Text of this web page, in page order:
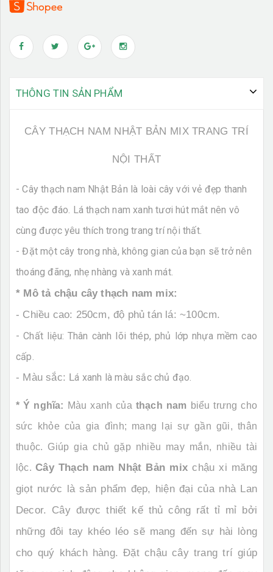
THÔNG TIN SẢN PHẨM
CÂY THẠCH NAM NHẬT BẢN MIX TRANG TRÍ
NỘI THẤT
- Cây thạch nam Nhật Bản là loài cây với vẻ đẹp thanh
tao độc đáo. Lá thạch nam xanh tươi hút mắt nên vô
cùng được yêu thích trong trang trí nội thất.
- Đặt một cây trong nhà, không gian của bạn sẽ trở nên
thoáng đãng, nhẹ nhàng và xanh mát.
* Mô tả chậu cây thạch nam mix:
- Chiều cao: 250cm, độ phủ tán lá: ~100cm.
- Chất liệu: Thân cành lõi thép, phủ lớp nhựa mềm cao
cấp.
- Màu sắc: Lá xanh là màu sắc chủ đạo.
* Ý nghĩa: Màu xanh của thạch nam biểu trưng cho
sức khỏe của gia đình; mang lại sự gần gũi, thân
thuộc. Giúp gia chủ gặp nhiều may mắn, nhiều tài
lộc.Cây Thạch nam Nhật Bản mix chậu xi măng
giọt nước là sản phẩm đẹp, hiện đại của nhà Lan
Decor. Cây được thiết kế thủ công rất tỉ mỉ bởi
những đôi tay khéo léo sẽ mang đến sự hài lòng
cho quý khách hàng. Đặt chậu cây trang trí giúp